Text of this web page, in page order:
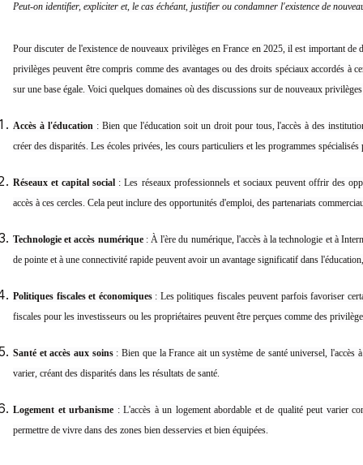
Peut-on identifier, expliciter et, le cas échéant, justifier ou condamner l'existence de
Pour discuter de l'existence de nouveaux privilèges en France en 2025, il est important
privilèges peuvent être compris comme des avantages ou des droits spéciaux accordés à
sur une base égale. Voici quelques domaines où des discussions sur de nouveaux
Accès à l'éducation: Bien que l'éducation soit un droit pour tous, l'accès à des
créer des disparités. Les écoles privées, les cours particuliers et les programmes
Réseaux et capital social : Les réseaux professionnels et sociaux peuvent offrir des
accès à ces cercles. Cela peut inclure des opportunités d'emploi, des partenariats
Technologie et accès numérique: À l'ère du numérique, l'accès à la technologie et à
de pointe et à une connectivité rapide peuvent avoir un avantage significatif dans
Politiques fiscales et économiques: Les politiques fiscales peuvent parfois favoriser
fiscales pour les investisseurs ou les propriétaires peuvent être perçues comme des
Santé et accès aux soins: Bien que la France ait un système de santé universel, l'accès
varier, créant des disparités dans les résultats de santé.
Logement et urbanisme : L'accès à un logement abordable et de qualité peut varier
permettre de vivre dans des zones bien desservies et bien équipées.